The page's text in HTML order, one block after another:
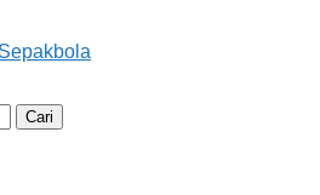
Sepakbola